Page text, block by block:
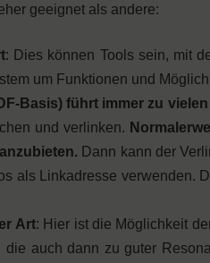
geeignet als andere:
: Dies können Tools sein, mit
um Funktionen und
Basis) führt immer zu
und verlinken.
Dann kann der
als Linkadresse verwenden.
Art: Hier ist die Möglichkeit
auch dann zu guter